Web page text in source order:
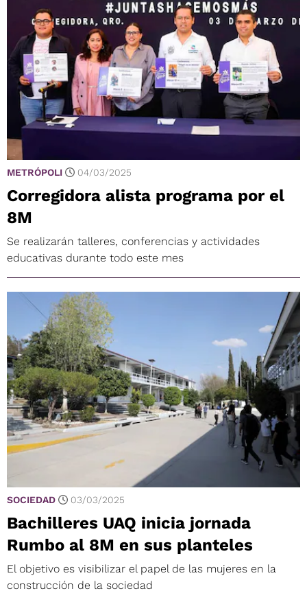
METRÓPOLI 04/03/2025
Corregidora alista programa por el
8M
Se realizarán talleres, conferencias y actividades
educativas durante todo este mes
SOCIEDAD 03/03/2025
Bachilleres UAQ inicia jornada
Rumbo al 8M en sus planteles
El objetivo es visibilizar el papel de las mujeres en la
construcción de la sociedad